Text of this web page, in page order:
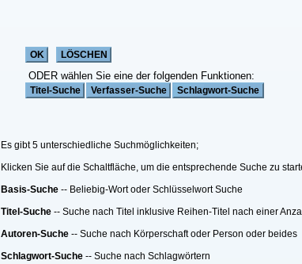
ODER wählen Sie eine der folgenden Funktionen:
Es gibt 5 unterschiedliche Suchmöglichkeiten;
Klicken Sie auf die Schaltfläche, um die entsprechende Suche zu
Basis-Suche -- Beliebig-Wort oder Schlüsselwort Suche
Titel-Suche -- Suche nach Titel inklusive Reihen-Titel nach einer
Autoren-Suche -- Suche nach Körperschaft oder Person oder beides
Schlagwort-Suche -- Suche nach Schlagwörtern